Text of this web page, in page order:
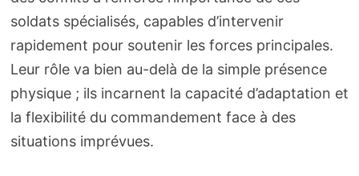
soldats spécialisés, capables d’intervenir
rapidement pour soutenir les forces principales.
Leur rôle va bien au-delà de la simple présence
physique ; ils incarnent la capacité d’adaptation et
la flexibilité du commandement face à des
situations imprévues.